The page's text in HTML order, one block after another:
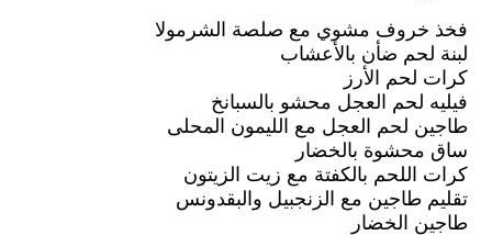
فخذ خروف مشوي مع صلصة الشرمولا
لبنة لحم ضأن بالأعشاب
كرات لحم الأرز
فيليه لحم العجل محشو بالسبانخ
طاجين لحم العجل مع الليمون المحلى
ساق محشوة بالخضار
كرات اللحم بالكفتة مع زيت الزيتون
تقليم طاجين مع الزنجبيل والبقدونس
طاجين الخضار